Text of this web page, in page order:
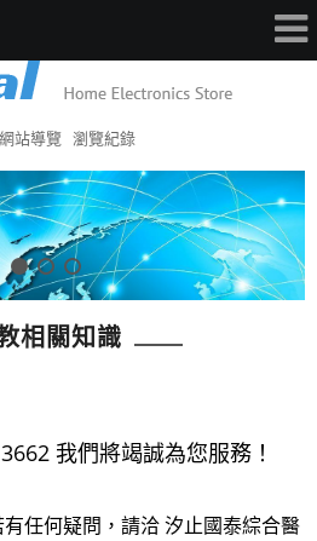
網站導覽 瀏覽紀錄
相關知識
我們將竭誠為您服務！
任何疑問，請洽 汐止國泰綜合醫